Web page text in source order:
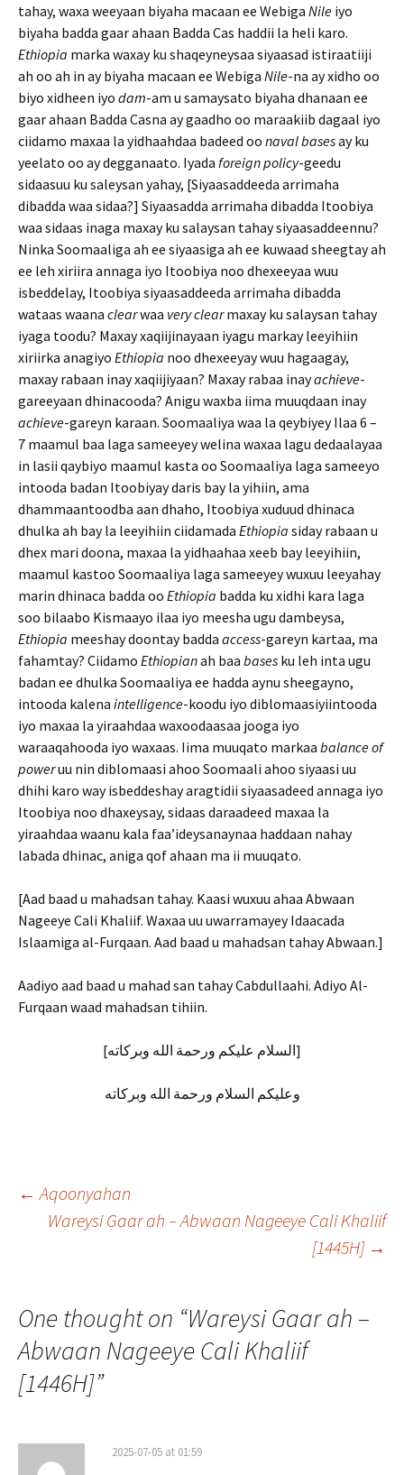
tahay, waxa weeyaan biyaha macaan ee Webiga Nile iyo
biyaha badda gaar ahaan Badda Cas haddii la heli karo.
Ethiopia marka waxay ku shaqeyneysaa siyaasad istiraatiiji
ah oo ah in ay biyaha macaan ee Webiga Nile-na ay xidho oo
biyo xidheen iyo dam-am u samaysato biyaha dhanaan ee
gaar ahaan Badda Casna ay gaadho oo maraakiib dagaal iyo
ciidamo maxaa la yidhaahdaa badeed oo navalbasesay ku
yeelato oo ay degganaato. Iyada foreign policy-geedu
sidaasuu ku saleysan yahay, [Siyaasaddeeda arrimaha
dibadda waa sidaa?] Siyaasadda arrimaha dibadda Itoobiya
waa sidaas inaga maxay ku salaysan tahay siyaasaddeennu?
Ninka Soomaaliga ah ee siyaasiga ah ee kuwaad sheegtay ah
ee leh xiriira annaga iyo Itoobiya noo dhexeeyaa wuu
isbeddelay, Itoobiya siyaasaddeeda arrimaha dibadda
wataas waana clearwaa very clearmaxay ku salaysan tahay
iyaga toodu? Maxay xaqiijinayaan iyagu markay leeyihiin
xiriirka anagiyo Ethiopia noo dhexeeyay wuu hagaagay,
maxay rabaan inay xaqiijiyaan? Maxay rabaa inayachieve-
gareeyaan dhinacooda? Anigu waxba iima muuqdaan inay
achieve-gareyn karaan. Soomaaliya waa la qeybiyey Ilaa 6 –
7 maamul baa laga sameeyey welina waxaa lagu dedaalayaa
in lasii qaybiyo maamul kasta oo Soomaaliya laga sameeyo
intooda badan Itoobiyay daris bay la yihiin, ama
dhammaantoodba aan dhaho, Itoobiya xuduud dhinaca
dhulka ah bay la leeyihiin ciidamada Ethiopia siday rabaan u
dhex mari doona, maxaa la yidhaahaa xeeb bay leeyihiin,
maamul kastoo Soomaaliya laga sameeyey wuxuu leeyahay
marin dhinaca badda oo Ethiopia badda ku xidhi kara laga
soo bilaabo Kismaayo ilaa iyo meesha ugu dambeysa,
Ethiopia meeshay doontay badda access-gareyn kartaa, ma
fahamtay? Ciidamo Ethiopianah baa bases ku leh inta ugu
badan ee dhulka Soomaaliya ee hadda aynu sheegayno,
intooda kalena intelligence-koodu iyo diblomaasiyiintooda
iyo maxaa la yiraahdaa waxoodaasaa jooga iyo
waraaqahooda iyo waxaas. Iima muuqato markaa balance of
poweruu nin diblomaasi ahoo Soomaali ahoo siyaasi uu
dhihi karo way isbeddeshay aragtidii siyaasadeed annaga iyo
Itoobiya noo dhaxeysay, sidaas daraadeed maxaa la
yiraahdaa waanu kala faa’ideysanaynaa haddaan nahay
labada dhinac, aniga qof ahaan ma ii muuqato.
[Aad baad u mahadsan tahay. Kaasi wuxuu ahaa Abwaan
Nageeye Cali Khaliif. Waxaa uu uwarramayey Idaacada
Islaamiga al-Furqaan. Aad baad u mahadsan tahay Abwaan.]
Aadiyo aad baad u mahad san tahay Cabdullaahi. Adiyo Al-
Furqaan waad mahadsan tihiin.
[السلام عليكم ورحمة الله وبركاته]
وعليكم السلام ورحمة الله وبركاته
Post
← Aqoonyahan
Wareysi Gaar ah – Abwaan Nageeye Cali Khaliif
[1445H] →
One thought on “Wareysi Gaar ah –
Abwaan Nageeye Cali Khaliif
[1446H]”
2025-07-05 at 01:59